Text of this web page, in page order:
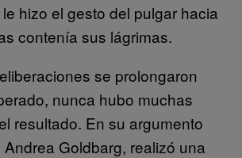
hizo el gesto del pulgar hacia
contenía sus lágrimas.
se prolongaron
nunca hubo muchas
resultado. En su argumento
Goldbarg, realizó una